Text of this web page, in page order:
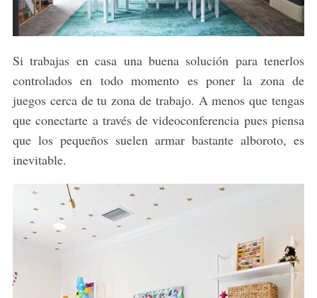
Si trabajas en casa una buena solución para tenerlos
controlados en todo momento es poner la zona de
juegos cerca de tu zona de trabajo. A menos que tengas
que conectarte a través de videoconferencia pues piensa
que los pequeños suelen armar bastante alboroto, es
inevitable.